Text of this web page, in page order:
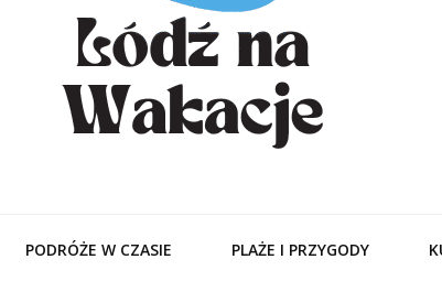
PODRÓŻE W CZASIE PLAŻE I PRZYGODY